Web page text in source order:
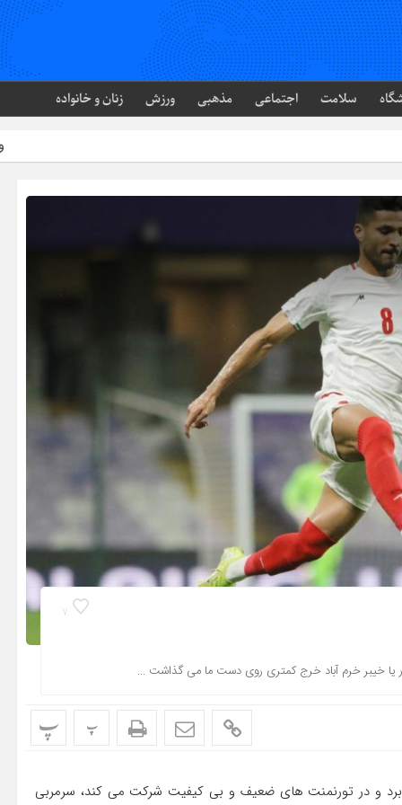
سلامت اجتماعی مذهبی ورزش زنان و خانواده
وضعیت
7
یا خیبر خرم آباد خرج کمتری روی دست ما می گذاشت ...
پ پ
برد و در تورنمنت های ضعیف و بی کیفیت شرکت می کند، سرمربی